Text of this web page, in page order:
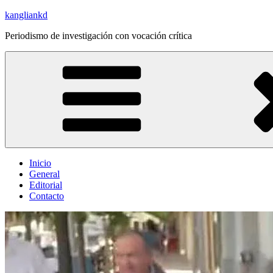
Saltar
contenido
kangliankd
Periodismo de investigación con vocación crítica
Inicio
General
Editorial
Contacto